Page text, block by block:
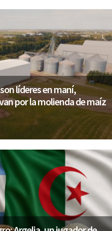
líderes en maní,
por la molienda de maíz